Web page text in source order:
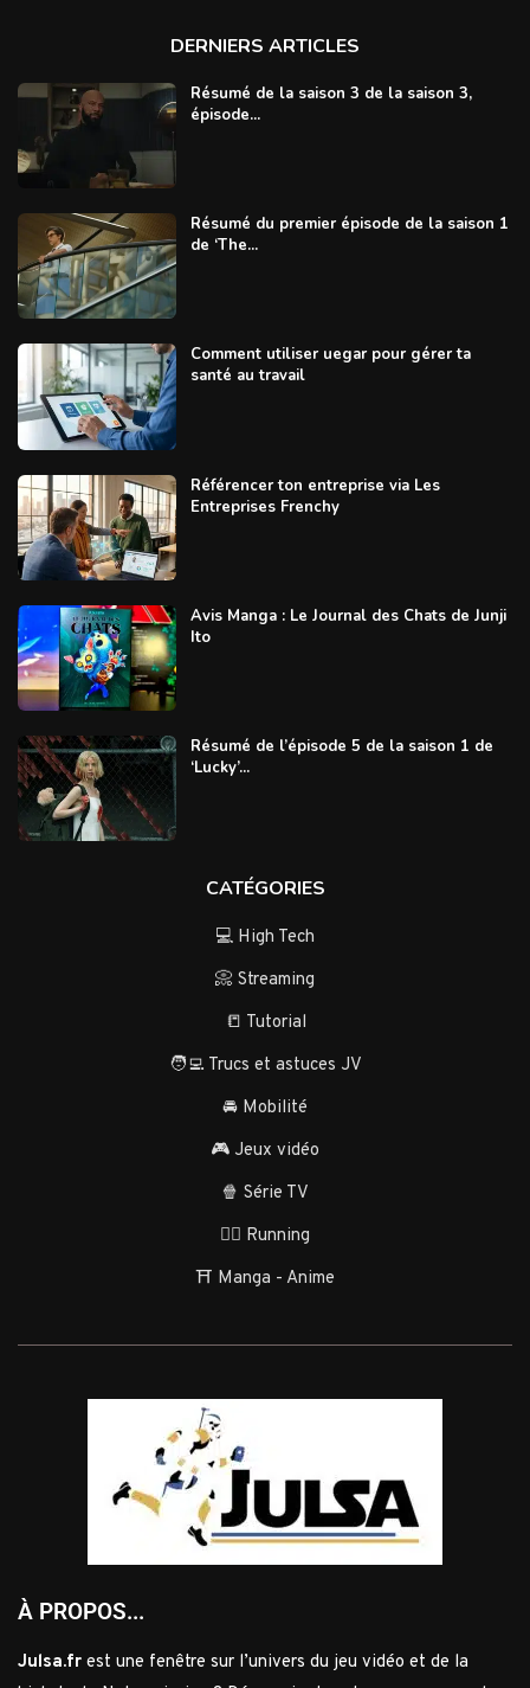
DERNIERS ARTICLES
Résumé de la saison 3 de la saison 3,
épisode...
Résumé du premier épisode de la saison 1
de ‘The...
Comment utiliser uegar pour gérer ta
santé au travail
Référencer ton entreprise via Les
Entreprises Frenchy
Avis Manga : Le Journal des Chats de Junji
Ito
Résumé de l’épisode 5 de la saison 1 de
‘Lucky’...
CATÉGORIES
💻 High Tech
📀 Streaming
📒 Tutorial
🧑‍💻 Trucs et astuces JV
🚘 Mobilité
🎮 Jeux vidéo
🍿 Série TV
🏃‍♂️ Running
⛩️ Manga - Anime
À PROPOS...
Julsa.fr est une fenêtre sur l’univers du jeu vidéo et de la